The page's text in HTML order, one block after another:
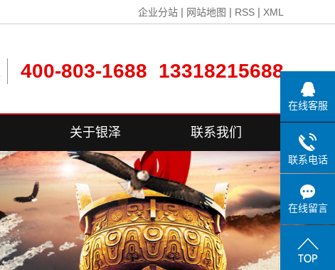
企业分站 | 网站地图 | RSS | XML
400-803-1688 13318215688
关于银泽
公司简介
荣誉资质
生产设备
联系我们
联系方式
在线留言
在线客服
联系电话
在线留言